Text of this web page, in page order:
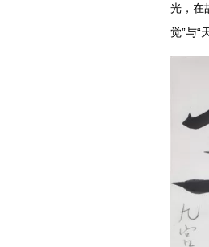
光，在
觉”与“